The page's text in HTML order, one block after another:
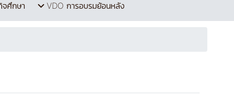
จศึกษา VDO การอบรมย้อนหลัง